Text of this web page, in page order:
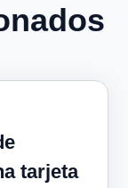
tarjeta